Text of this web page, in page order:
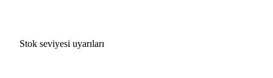
Stok seviyesi uyarıları